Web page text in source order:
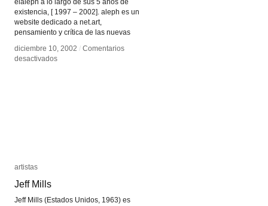
elaleph a lo largo de sus 5 años de
existencia, [ 1997 – 2002]. aleph es un
website dedicado a net.art,
pensamiento y crítica de las nuevas
diciembre 10, 2002 / Comentarios
desactivadosen
diciembre 10, 2002 / Comentarios
desactivadosen
artistas
Jeff Mills
Jeff Mills (Estados Unidos, 1963) es
artistas
Jeff Mills